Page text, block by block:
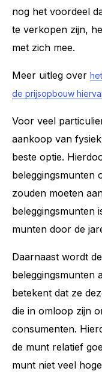
nog het voordeel
te verkopen zijn,
met zich mee.
Meer uitleg over
de prijsopbouw
Voor veel
aankoop van
beste optie.
beleggingsmunten
zouden moeten
beleggingsmunten
munten door de
Daarnaast wordt
beleggingsmunten
betekent dat ze
die in omloop zijn
consumenten.
de munt relatief
munt niet veel